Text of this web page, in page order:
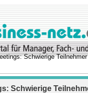
Schwierige
Schwierige